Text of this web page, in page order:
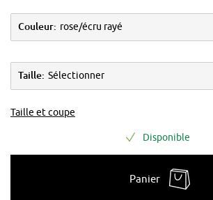
Couleur: rose/écru rayé
Taille: Sélectionner
Taille et coupe
Disponible
Panier